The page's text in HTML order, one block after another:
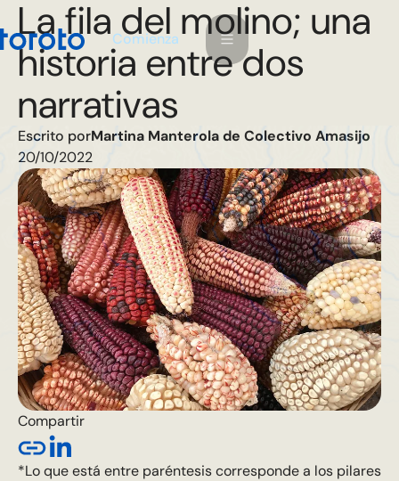
Comienza
La fila del molino; una
historia entre dos
narrativas
Escrito porMartina Manterola de Colectivo Amasijo
20/10/2022
Compartir
*Lo que está entre paréntesis corresponde a los pilares